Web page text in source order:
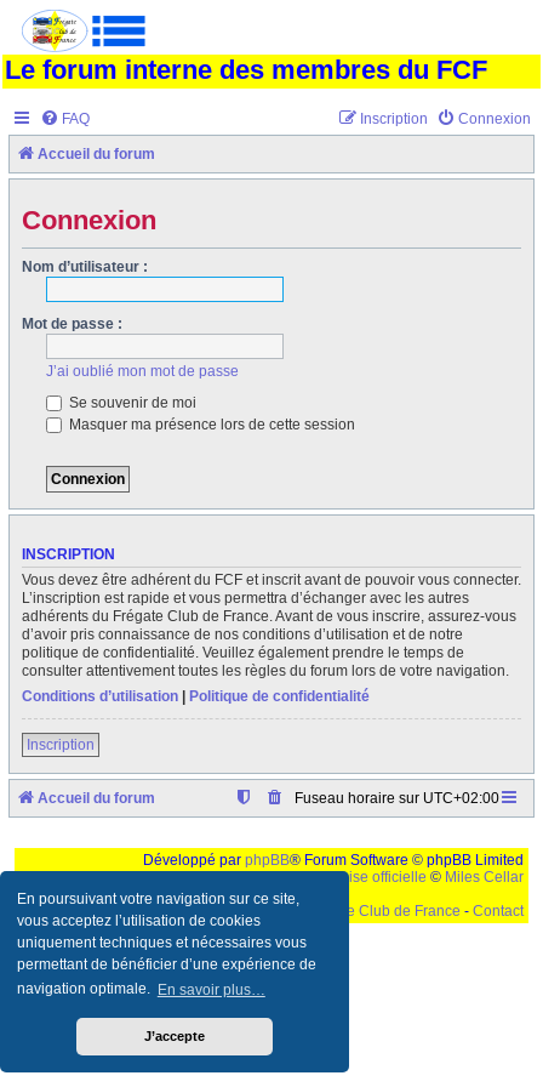
En poursuivant votre navigation sur ce site,
vous acceptez l’utilisation de cookies
uniquement techniques et nécessaires vous
permettant de bénéficier d’une expérience de
navigation optimale. En savoir plus…
J’accepte
Le forum interne des membres du FCF
FAQ Connexion
Inscription
Accueil du forum
Connexion
Nom d’utilisateur :
Mot de passe :
J’ai oublié mon mot de passe
Se souvenir de moi
Masquer ma présence lors de cette session
INSCRIPTION
Vous devez être adhérent du FCF et inscrit avant de pouvoir vous connecter.
L’inscription est rapide et vous permettra d’échanger avec les autres
adhérents du Frégate Club de France. Avant de vous inscrire, assurez-vous
d’avoir pris connaissance de nos conditions d’utilisation et de notre
politique de confidentialité. Veuillez également prendre le temps de
consulter attentivement toutes les règles du forum lors de votre navigation.
Conditions d’utilisation
Politique de confidentialité
Inscription
Accueil du forum Fuseau horaire sur UTC+02:00
Développé par phpBB® Forum Software © phpBB Limited
Traduction française officielle © Miles Cellar
Le Frégate Club de France - Contact
Ceci est un texte de remplissage qui n'a pour but que forcer l'elargissement de la div page...
Ben oui, quand on veut pas d'un "site optimise pour une resolution de 1024x768 et
parametres d'affichage pas defaut de votre navigateur" faut bien trouver des paliatifs !